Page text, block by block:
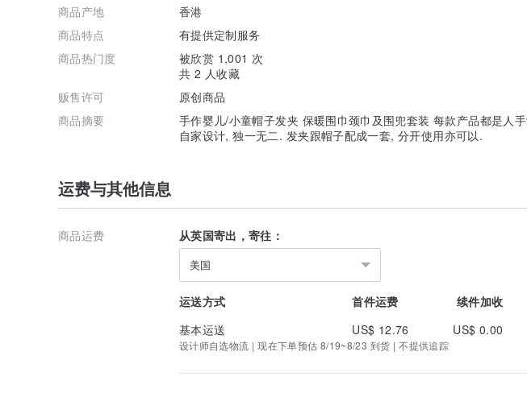
商品产地
香港
商品特点
有提供定制服务
商品热门度
被欣赏 1,001 次
共 2 人收藏
贩售许可
原创商品
商品摘要
手作婴儿/小童帽子发夹 保暖围巾颈巾及围兜套装 每款产品都是人
自家设计, 独一无二. 发夹跟帽子配成一套, 分开使用亦可以.
运费与其他信息
商品运费 从英国寄出，寄往：
美国
运送方式 首件运费
续件加收
基本运送
US$ 12.76 US$ 0.00
设计师自选物流 | 现在下单预估 8/19~8/23 到货 | 不提供追踪